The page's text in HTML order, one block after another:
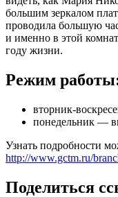
большим зеркалом
проводила большую
и именно в этой
году жизни.
Режим
вторник-
понедельник —
Узнать подробности
http://www.gctm.ru/
Поделиться